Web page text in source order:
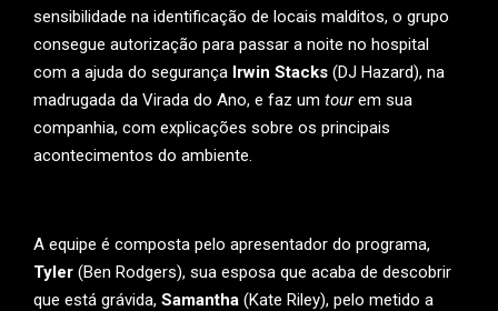
sensibilidade na identificação de locais malditos, o grupo
consegue autorização para passar a noite no hospital
com a ajuda do segurança Irwin Stacks (DJ Hazard), na
madrugada da Virada do Ano, e faz um tourem sua
companhia, com explicações sobre os principais
acontecimentos do ambiente.
A equipe é composta pelo apresentador do programa,
Tyler (Ben Rodgers), sua esposa que acaba de descobrir
que está grávida, Samantha (Kate Riley), pelo metido a